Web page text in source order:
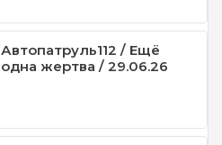
Автопатруль112 / Ещё
одна жертва / 29.06.26